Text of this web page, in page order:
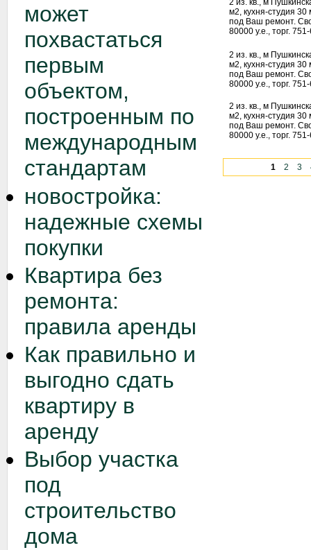
может
похвастаться
первым
объектом,
построенным по
международным
стандартам
новостройка:
надежные схемы
покупки
Квартира без
ремонта:
правила аренды
Как правильно и
выгодно сдать
квартиру в
аренду
Выбор участка
под
строительство
дома
2 из. кв., м
м2, кухня-студия 30
под Ваш ремонт.
80000 у.е., торг.
2 из. кв., м
м2, кухня-студия 30
под Ваш ремонт.
80000 у.е., торг.
2 из. кв., м
м2, кухня-студия 30
под Ваш ремонт.
80000 у.е., торг.
1 2 3